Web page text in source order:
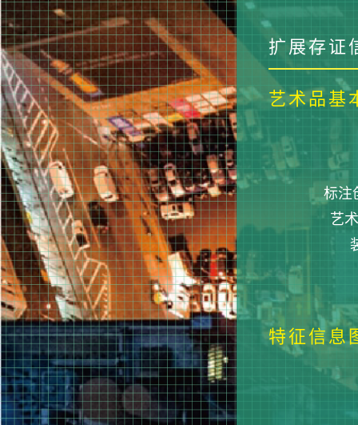
扩展存
艺术品基
标注
艺
特征信息